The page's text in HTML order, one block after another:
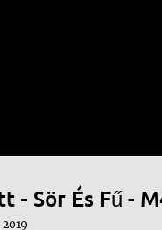
- Sör És Fű -